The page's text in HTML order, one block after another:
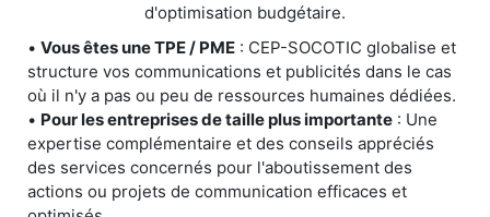
d'optimisation budgétaire.
• Vous êtes une TPE / PME : CEP-SOCOTIC globalise et
structure vos communications et publicités dans le cas
où il n'y a pas ou peu de ressources humaines dédiées.
• Pour les entreprises de taille plus importante : Une
expertise complémentaire et des conseils appréciés
des services concernés pour l'aboutissement des
actions ou projets de communication efficaces et